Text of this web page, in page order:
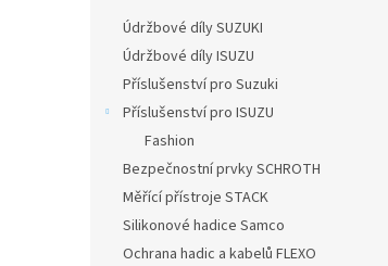
Údržbové díly SUZUKI
Údržbové díly ISUZU
Příslušenství pro Suzuki
Příslušenství pro ISUZU
Fashion
Bezpečnostní prvky SCHROTH
Měřící přístroje STACK
Silikonové hadice Samco
Ochrana hadic a kabelů FLEXO